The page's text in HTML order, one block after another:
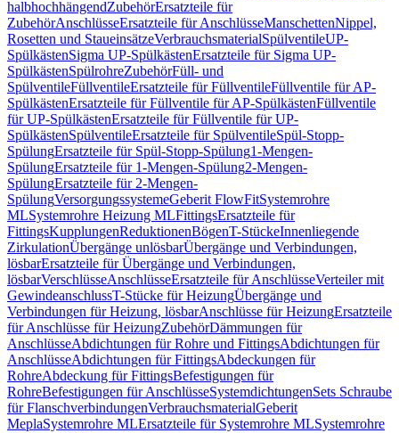
halbhochhängendZubehörErsatzteile für
ZubehörAnschlüsseErsatzteile für AnschlüsseManschettenNippel,
Rosetten und StaueinsätzeVerbrauchsmaterialSpülventileUP-
SpülkästenSigma UP-SpülkästenErsatzteile für Sigma UP-
SpülkästenSpülrohreZubehörFüll- und
SpülventileFüllventileErsatzteile für FüllventileFüllventile für AP-
SpülkästenErsatzteile für Füllventile für AP-SpülkästenFüllventile
für UP-SpülkästenErsatzteile für Füllventile für UP-
SpülkästenSpülventileErsatzteile für SpülventileSpül-Stopp-
SpülungErsatzteile für Spül-Stopp-Spülung1-Mengen-
SpülungErsatzteile für 1-Mengen-Spülung2-Mengen-
SpülungErsatzteile für 2-Mengen-
SpülungVersorgungssystemeGeberit FlowFitSystemrohre
MLSystemrohre Heizung MLFittingsErsatzteile für
FittingsKupplungenReduktionenBögenT-StückeInnenliegende
ZirkulationÜbergänge unlösbarÜbergänge und Verbindungen,
lösbarErsatzteile für Übergänge und Verbindungen,
lösbarVerschlüsseAnschlüsseErsatzteile für AnschlüsseVerteiler mit
GewindeanschlussT-Stücke für HeizungÜbergänge und
Verbindungen für Heizung, lösbarAnschlüsse für HeizungErsatzteile
für Anschlüsse für HeizungZubehörDämmungen für
AnschlüsseAbdichtungen für Rohre und FittingsAbdichtungen für
AnschlüsseAbdichtungen für FittingsAbdeckungen für
RohreAbdeckung für FittingsBefestigungen für
RohreBefestigungen für AnschlüsseSystemdichtungenSets Schraube
für FlanschverbindungenVerbrauchsmaterialGeberit
MeplaSystemrohre MLErsatzteile für Systemrohre MLSystemrohre